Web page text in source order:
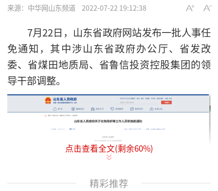
来源： 中华网山东频道 2022-07-22 19:12:38
7月22日，山东省政府网站发布一批人事任
免通知，其中涉山东省政府办公厅、省发改
委、省煤田地质局、省鲁信投资控股集团的领
导干部调整。
点击查看全文(剩余60%)
精彩推荐